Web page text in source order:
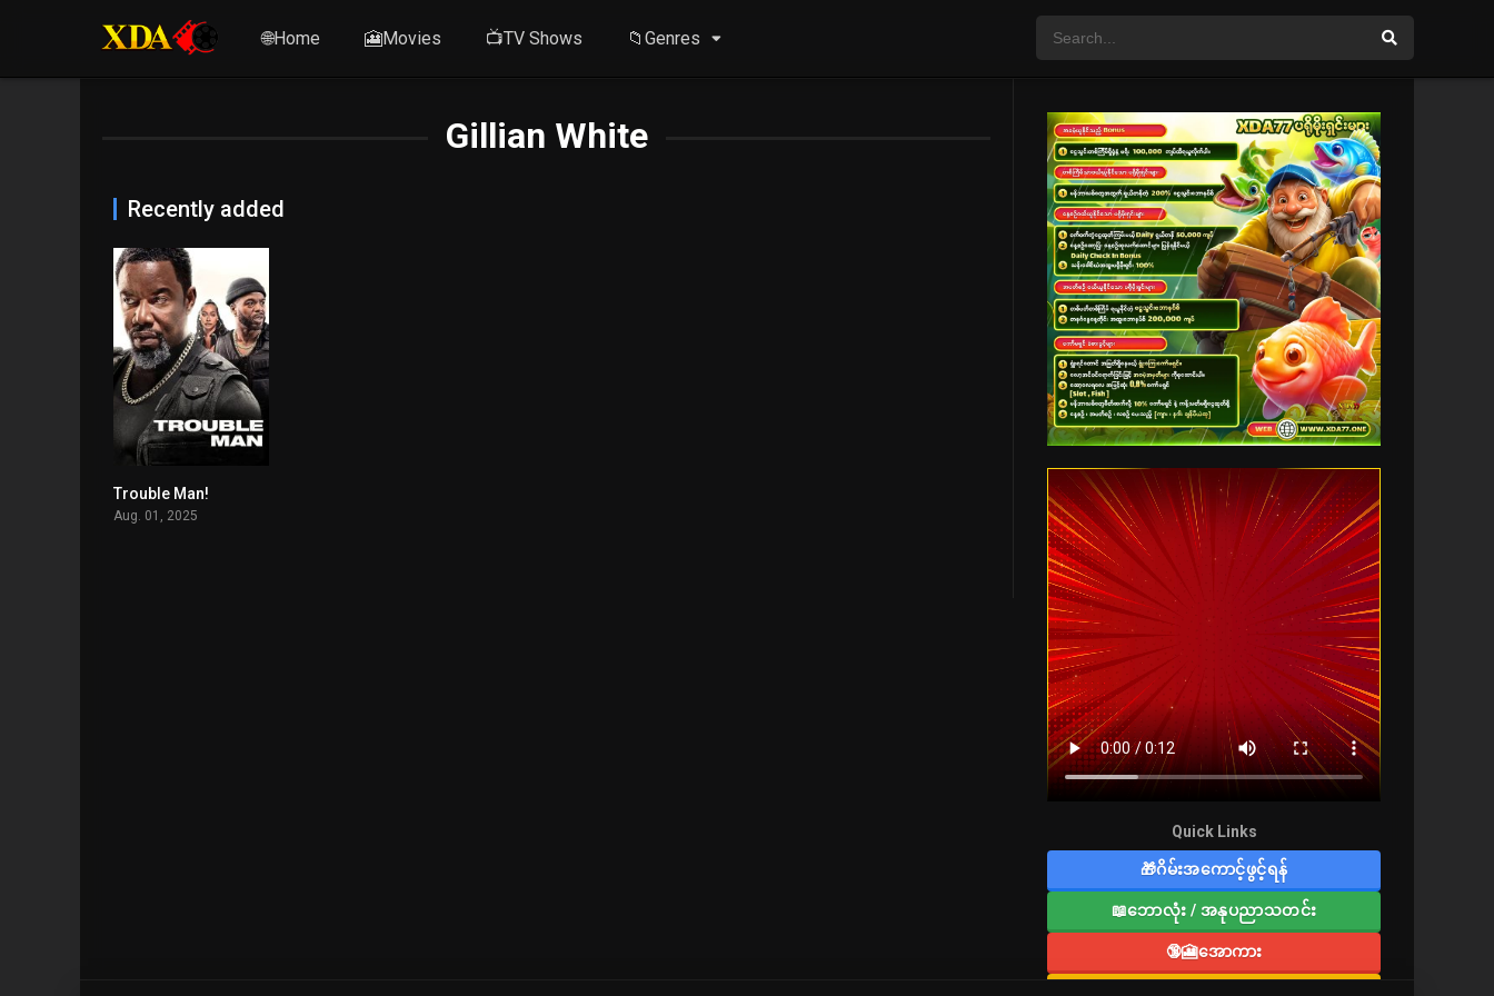
🌐Home 🎦Movies 📺TV Shows 📁Genres
Gillian White
Recently added
Trouble Man!
Aug. 01, 2025
Quick Links
🎁ဂိမ်းအကောင့်ဖွင့်ရန်
📖ဘောလုံး / အနုပညာသတင်း
🔞🎦အောကား